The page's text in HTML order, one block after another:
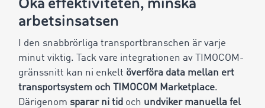
arbetsinsatsen
I den snabbrörliga transportbranschen är varje
minut viktig. Tack vare integrationen av TIMOCOM-
gränssnitt kan ni enkelt överföra data mellan ert
transportsystem och TIMOCOM Marketplace.
Därigenom sparar ni tid och undviker manuella fel